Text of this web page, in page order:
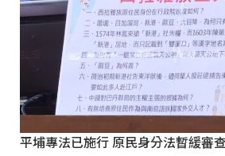
平埔專法已施行 原民身分法暫緩審